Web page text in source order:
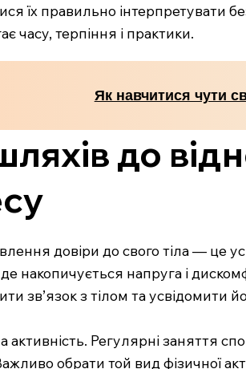
їх правильно інтерпретувати
часу, терпіння і практики.
Як навчитися чути
до
довіри до свого тіла — це
де накопичується напруга і
зв’язок з тілом та усвідомити
Регулярні заняття
обрати той вид фізичної